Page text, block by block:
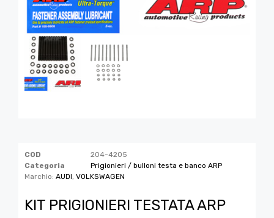
COD
204-4205
Categoria
Prigionieri / bulloni testa e banco ARP
Marchio: AUDI, VOLKSWAGEN
KIT PRIGIONIERI TESTATA ARP